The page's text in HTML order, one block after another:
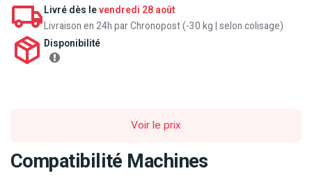
Livré dès levendredi 28 août
Livraison en 24h par Chronopost (-30 kg | selon colisage)
Disponibilité
Voir le prix
Compatibilité Machines